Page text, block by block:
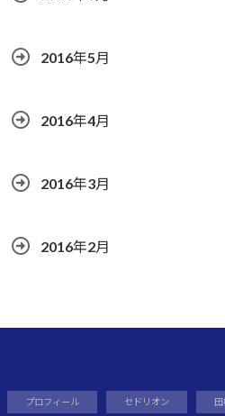
2016年5月
2016年4月
2016年3月
2016年2月
プロフィール セドリオン